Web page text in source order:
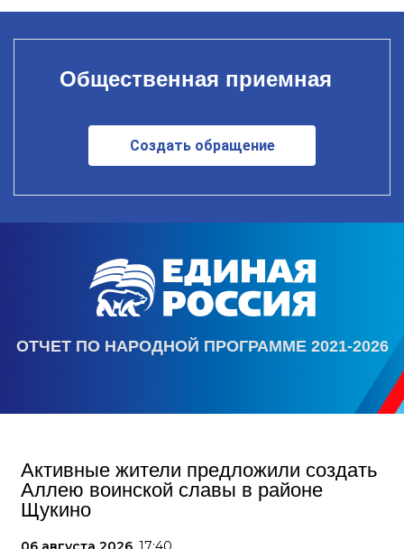
Общественная приемная
Создать обращение
ОТЧЕТ ПО НАРОДНОЙ ПРОГРАММЕ 2021-2026
Активные жители предложили создать
Аллею воинской славы в районе
Щукино